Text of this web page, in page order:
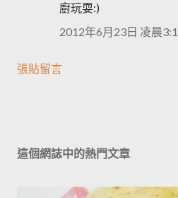
廚玩耍:)
2012年6月23日 凌晨
張貼留言
這個網誌中的熱門文章